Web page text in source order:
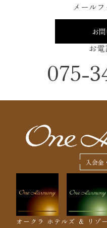
メール
お
お
075-
入会金
オークラ ホテルズ ＆ リゾ